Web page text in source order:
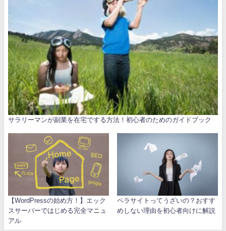
サラリーマンが副業を在宅でする方法！初心者のためのガイドブック
【WordPressの始め方！】エック
スサーバーではじめる完全マニュ
アル
ペラサイトってうざいの？おすす
めしない理由を初心者向けに解説